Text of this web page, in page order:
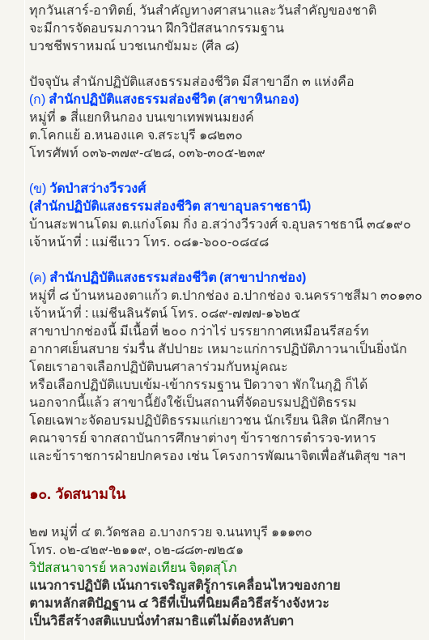
ทุกวันเสาร์-อาทิตย์, วันสำคัญทางศาสนาและวันสำคัญของชาติ
จะมีการจัดอบรมภาวนา ฝึกวิปัสสนากรรมฐาน
บวชชีพราหมณ์ บวชเนกขัมมะ (ศีล ๘)
ปัจจุบัน สำนักปฏิบัติแสงธรรมส่องชีวิต มีสาขาอีก ๓ แห่งคือ
(ก) สำนักปฏิบัติแสงธรรมส่องชีวิต (สาขาหินกอง)
หมู่ที่ ๑ สี่แยกหินกอง บนเขาเทพพนมยงค์
ต.โคกแย้ อ.หนองแค จ.สระบุรี ๑๘๒๓๐
โทรศัพท์ ๐๓๖-๓๗๙-๔๒๘, ๐๓๖-๓๐๕-๒๓๙
(ข) วัดป่าสว่างวีรวงศ์
(สำนักปฏิบัติแสงธรรมส่องชีวิต สาขาอุบลราชธานี)
บ้านสะพานโดม ต.แก่งโดม กิ่ง อ.สว่างวีรวงศ์ จ.อุบลราชธานี ๓๔๑๙๐
เจ้าหน้าที่ : แม่ชีแวว โทร. ๐๘๑-๖๐๐-๐๘๔๘
(ค) สำนักปฏิบัติแสงธรรมส่องชีวิต (สาขาปากช่อง)
หมู่ที่ ๘ บ้านหนองตาแก้ว ต.ปากช่อง อ.ปากช่อง จ.นครราชสีมา ๓๐๑๓๐
เจ้าหน้าที่ : แม่ชีนลินรัตน์ โทร. ๐๘๙-๗๗๗-๑๖๒๕
สาขาปากช่องนี้ มีเนื้อที่ ๒๐๐ กว่าไร่ บรรยากาศเหมือนรีสอร์ท
อากาศเย็นสบาย ร่มรื่น สัปปายะ เหมาะแก่การปฏิบัติภาวนาเป็นยิ่งนัก
โดยเราอาจเลือกปฏิบัติบนศาลาร่วมกับหมู่คณะ
หรือเลือกปฏิบัติแบบเข้ม-เข้ากรรมฐาน ปิดวาจา พักในกุฏิ ก็ได้
นอกจากนี้แล้ว สาขานี้ยังใช้เป็นสถานที่จัดอบรมปฏิบัติธรรม
โดยเฉพาะจัดอบรมปฏิบัติธรรมแก่เยาวชน นักเรียน นิสิต นักศึกษา
คณาจารย์ จากสถาบันการศึกษาต่างๆ ข้าราชการตำรวจ-ทหาร
และข้าราชการฝ่ายปกครอง เช่น โครงการพัฒนาจิตเพื่อสันติสุข ฯลฯ
๑๐. วัดสนามใน
๒๗ หมู่ที่ ๔ ต.วัดชลอ อ.บางกรวย จ.นนทบุรี ๑๑๑๓๐
โทร. ๐๒-๔๒๙-๒๑๑๙, ๐๒-๘๘๓-๗๒๕๑
วิปัสสนาจารย์ หลวงพ่อเทียน จิตฺตสุโภ
แนวการปฏิบัติ เน้นการเจริญสติรู้การเคลื่อนไหวของกาย
ตามหลักสติปัฏฐาน ๔ วิธีที่เป็นที่นิยมคือวิธีสร้างจังหวะ
เป็นวิธีสร้างสติแบบนั่งทำสมาธิแต่ไม่ต้องหลับตา